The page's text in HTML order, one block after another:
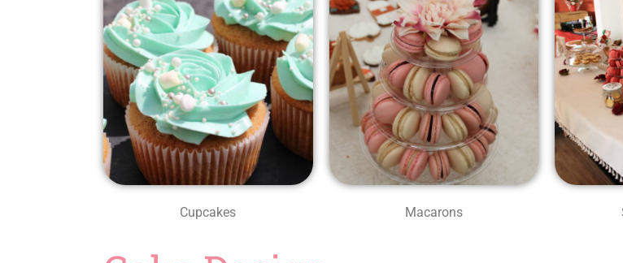
Cupcakes Macarons